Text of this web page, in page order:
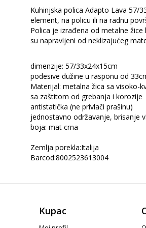
Kuhinjska polica Adapto Lava 57/
element, na policu ili na radnu
Polica je izrađena od metalne
su napravljeni od neklizajućeg
dimenzije: 57/33x24x15cm
podesive dužine u rasponu od
Materijal: metalna žica sa visoko-
sa zaštitom od grebanja i korozije
antistatička (ne privlači prašinu)
jednostavno održavanje, brisanje
boja: mat crna
Zemlja porekla:Italija
Barcod:8002523613004
Kupac